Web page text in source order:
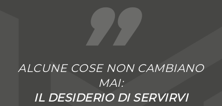
”
ALCUNE COSE NON CAMBIANO
MAI:
IL DESIDERIO DI SERVIRVI